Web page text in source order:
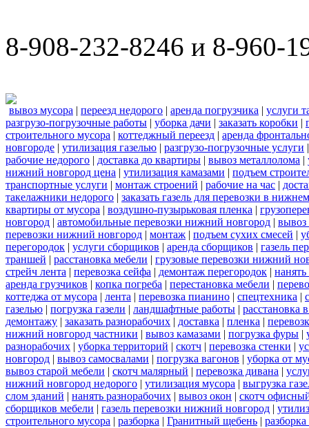
8-908-232-8246 и 8-960-
вывоз мусора | переезд недорого | аренда погрузчика | услуги
разгрузо-погрузочные работы | уборка дачи | заказать коробки |
строительного мусора | коттеджный переезд | аренда
новгороде | утилизация газелью | разгрузо-погрузочные услуги
рабочие недорого | доставка до квартиры | вывоз металлолома |
нижний новгород цена | утилизация камазами | подъем
транспортные услуги | монтаж строений | рабочие на час |
такелажники недорого | заказать газель для перевозки в
квартиры от мусора | воздушно-пузырьковая пленка |
новгород | автомобильные перевозки нижний новгород | вывоз
перевозки нижний новгород | монтаж | подъем сухих смесей |
перегородок | услуги сборщиков | аренда сборщиков | газель
траншей | расстановка мебели | грузовые перевозки нижний
стрейч лента | перевозка сейфа | демонтаж перегородок |
аренда грузчиков | копка погреба | перестановка мебели |
коттеджа от мусора | лента | перевозка пианино | спецтехника |
газелью | погрузка газели | ландшафтные работы | расстановка
демонтажу | заказать разнорабочих | доставка | пленка |
нижний новгород частники | вывоз камазами | погрузка фуры |
разнорабочих | уборка территорий | скотч | перевозка стенки |
новгород | вывоз самосвалами | погрузка вагонов | уборка от
вывоз старой мебели | скотч малярный | перевозка дивана |
нижний новгород недорого | утилизация мусора | выгрузка
слом зданий | нанять разнорабочих | вывоз окон | скотч
сборщиков мебели | газель перевозки нижний новгород |
строительного мусора | разборка | Гранитный щебень |